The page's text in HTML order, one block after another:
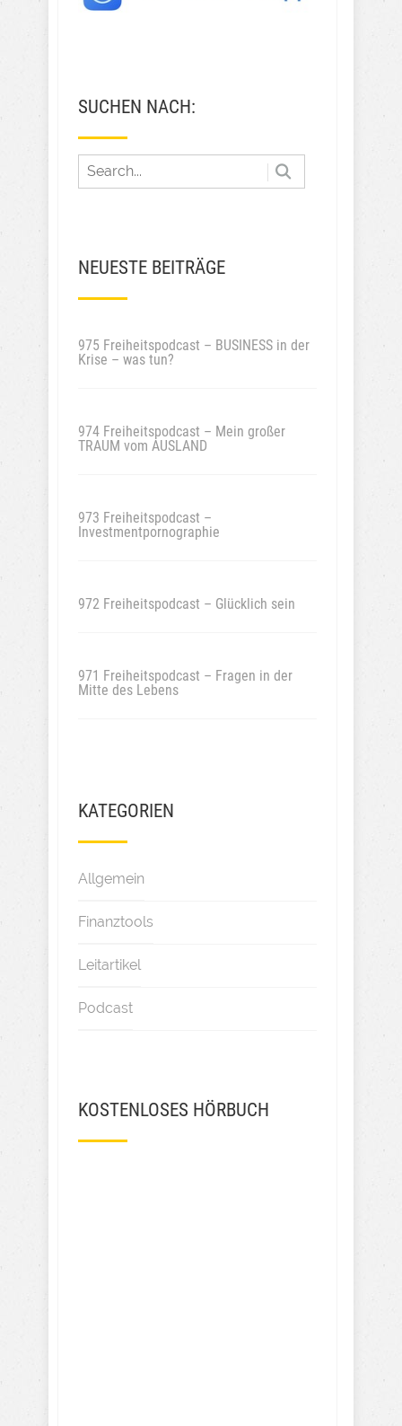
SUCHEN NACH:
NEUESTE BEITRÄGE
975 Freiheitspodcast – BUSINESS in der
Krise – was tun?
974 Freiheitspodcast – Mein großer
TRAUM vom AUSLAND
973 Freiheitspodcast –
Investmentpornographie
972 Freiheitspodcast – Glücklich sein
971 Freiheitspodcast – Fragen in der
Mitte des Lebens
KATEGORIEN
Allgemein
Finanztools
Leitartikel
Podcast
KOSTENLOSES HÖRBUCH